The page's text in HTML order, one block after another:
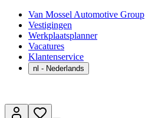
Van Mossel Automotive Group
Vestigingen
Werkplaatsplanner
Vacatures
Klantenservice
nl - Nederlands